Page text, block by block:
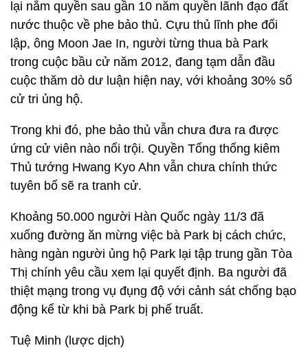
lại nắm quyền sau gần 10 năm quyền lãnh đạo đất
nước thuộc về phe bảo thủ. Cựu thủ lĩnh phe đối
lập, ông Moon Jae In, người từng thua bà Park
trong cuộc bầu cử năm 2012, đang tạm dẫn đầu
cuộc thăm dò dư luận hiện nay, với khoảng 30% số
cử tri ủng hộ.
Trong khi đó, phe bảo thủ vẫn chưa đưa ra được
ứng cử viên nào nổi trội. Quyền Tổng thống kiêm
Thủ tướng Hwang Kyo Ahn vẫn chưa chính thức
tuyên bố sẽ ra tranh cử.
Khoảng 50.000 người Hàn Quốc ngày 11/3 đã
xuống đường ăn mừng việc bà Park bị cách chức,
hàng ngàn người ủng hộ Park lại tập trung gần Tòa
Thị chính yêu cầu xem lại quyết định. Ba người đã
thiệt mạng trong vụ đụng độ với cảnh sát chống bạo
động kể từ khi bà Park bị phế truất.
Tuệ Minh (lược dịch)